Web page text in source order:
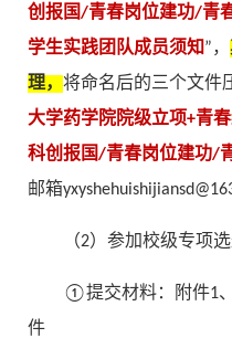
创报国/青春岗位建功/青
学生实践团队成员须知”，
理， 将命名后的三个文件
大学药学院院级立项+青
科创报国/青春岗位建功/
邮箱
（2）参加校级专项
①提交材料：附件1
件